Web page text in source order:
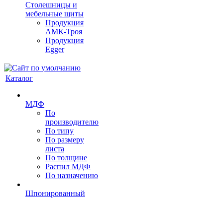
Столешницы и
мебельные щиты
Продукция
АМК-Троя
Продукция
Egger
Каталог
МДФ
По
производителю
По типу
По размеру
листа
По толщине
Распил МДФ
По назначению
Шпонированный